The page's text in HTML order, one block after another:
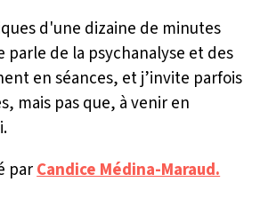
d'une dizaine de minutes
parle de la psychanalyse et des
en séances, et j’invite parfois
mais pas que, à venir en
parCandice Médina-Maraud.